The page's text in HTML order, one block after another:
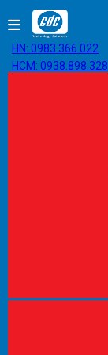
HN: 0983.366.022
HCM: 0938.898.328